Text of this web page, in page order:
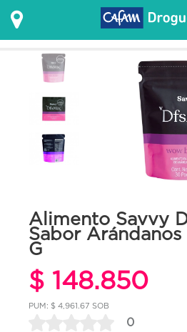
Alimento Savvy
Sabor Arándanos
G
$ 148.850
PUM: $ 4,961.67 SOB
0